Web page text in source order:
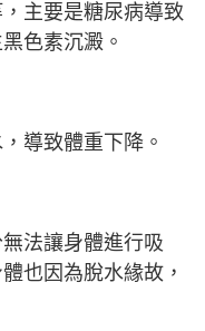
主要是糖尿病導致
色素沉澱。
導致體重下降。
法讓身體進行吸
也因為脫水緣故，